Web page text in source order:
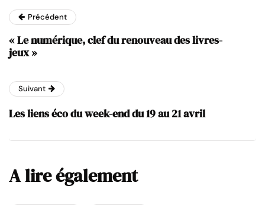
Précédent
« Le numérique, clef du renouveau des livres-
jeux »
Suivant
Les liens éco du week-end du 19 au 21 avril
A lire également